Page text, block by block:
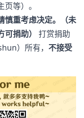
等）。
慎重考虑决定。（未
捐助）
打赏捐助
）所有， 不接受